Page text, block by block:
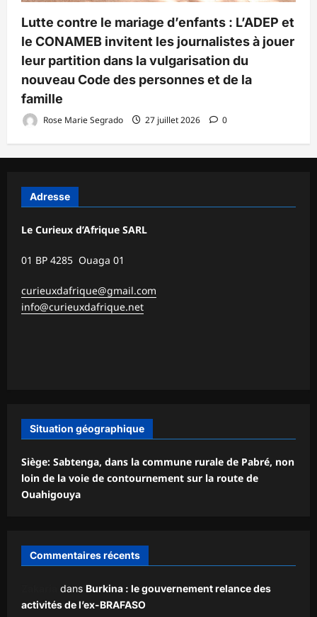
Lutte contre le mariage d’enfants : L’ADEP et
le CONAMEB invitent les journalistes à jouer
leur partition dans la vulgarisation du
nouveau Code des personnes et de la
famille
Rose Marie Segrado 27 juillet 2026 0
Adresse
Le Curieux d’Afrique SARL
01 BP 4285 Ouaga 01
curieuxdafrique@gmail.com
info@curieuxdafrique.net
Situation géographique
Siège: Sabtenga, dans la commune rurale de Pabré, non
loin de la voie de contournement sur la route de
Ouahigouya
Commentaires récents
dans Burkina : le gouvernement relance des
activités de l’ex-BRAFASO